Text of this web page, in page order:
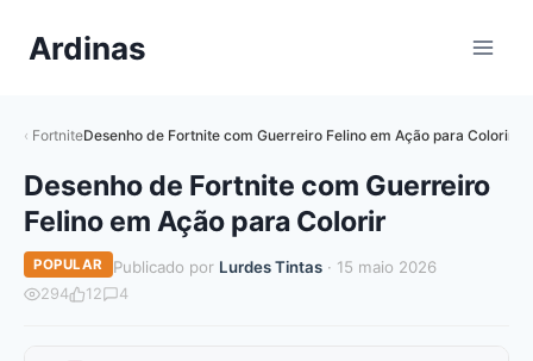
paraArdinas
FortniteDesenho de Fortnite com Guerreiro Felino em Ação para Colorir
Desenho de Fortnite com Guerreiro
Felino em Ação para Colorir
POPULAR Publicado por Lurdes Tintas· 15 maio 2026
294 12 4